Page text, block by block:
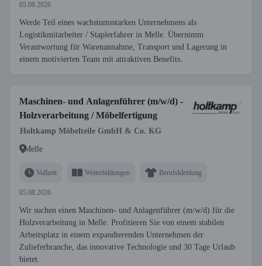
05.08.2026
Werde Teil eines wachstumsstarken Unternehmens als
Logistikmitarbeiter / Staplerfahrer in Melle. Übernimm
Verantwortung für Warenannahme, Transport und Lagerung in
einem motivierten Team mit attraktiven Benefits.
Maschinen- und Anlagenführer (m/w/d) -
Holzverarbeitung / Möbelfertigung
Holtkamp Möbelteile GmbH & Co. KG
Melle
Vollzeit Weiterbildungen Berufskleidung
05.08.2026
Wir suchen einen Maschinen- und Anlagenführer (m/w/d) für die
Holzverarbeitung in Melle. Profitieren Sie von einem stabilen
Arbeitsplatz in einem expandierenden Unternehmen der
Zulieferbranche, das innovative Technologie und 30 Tage Urlaub
bietet.